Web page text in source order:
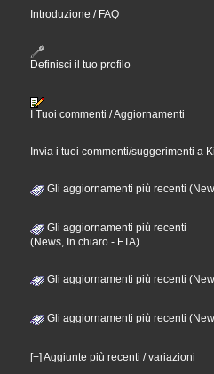
Introduzione / FAQ
Definisci il tuo profilo
I Tuoi commenti / Aggiornamenti
Invia i tuoi commenti/suggerimenti a
Gli aggiornamenti più recenti
Gli aggiornamenti più recenti
(News, In chiaro - FTA)
Gli aggiornamenti più recenti
Gli aggiornamenti più recenti
[+] Aggiunte più recenti / variazioni